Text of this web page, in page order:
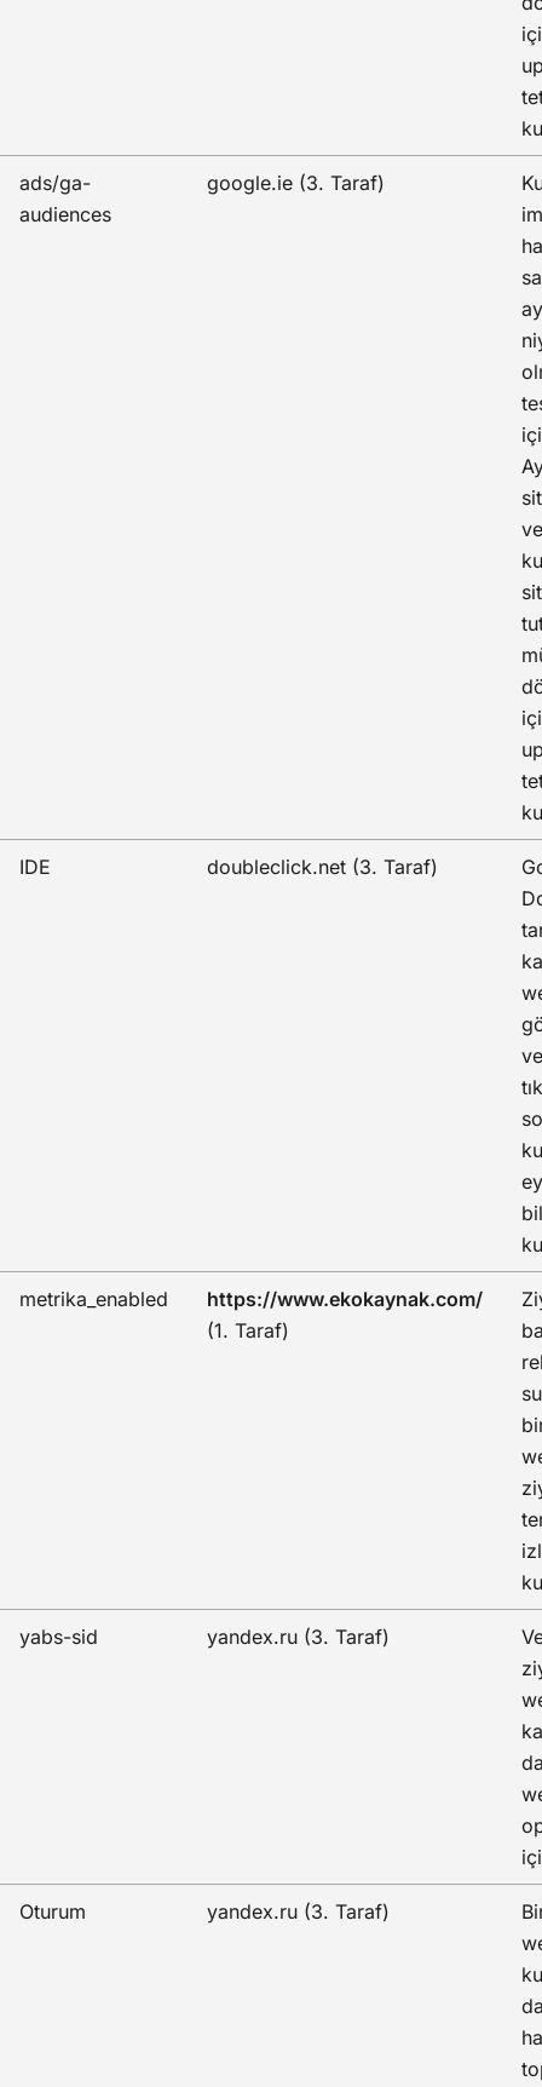
ads/ga-
audiences
google.ie (3. Taraf)
IDE doubleclick.net (3. Taraf)
metrika_enabled
https://www.ekokaynak.com/
(1. Taraf)
yabs-sid yandex.ru (3. Taraf)
Oturum yandex.ru (3. Taraf)